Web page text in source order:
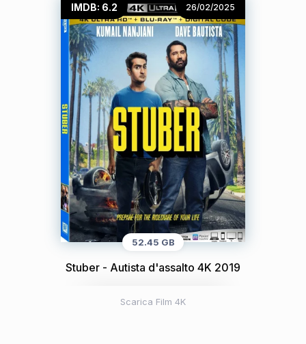
IMDB: 6.2 26/02/2025
52.45 GB
Stuber - Autista d'assalto 4K 2019
Scarica Film 4K